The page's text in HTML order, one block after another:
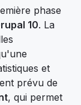
phase
10. La
et
prévu de
, qui permet